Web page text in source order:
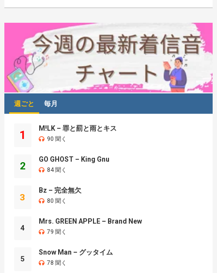
週ごと 毎月
1
M!LK – 罪と罰と雨とキス
90 聞く
2
GO GHOST – King Gnu
84 聞く
3
Bz – 完全無欠
80 聞く
4
Mrs. GREEN APPLE – Brand New
79 聞く
5
Snow Man – グッタイム
78 聞く